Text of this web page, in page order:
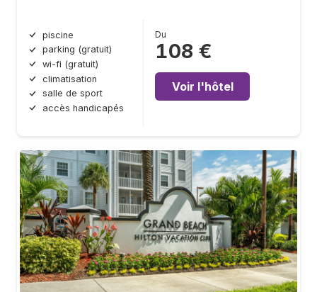
piscine
parking (gratuit)
wi-fi (gratuit)
climatisation
salle de sport
accès handicapés
Du
108 €
Voir l'hôtel